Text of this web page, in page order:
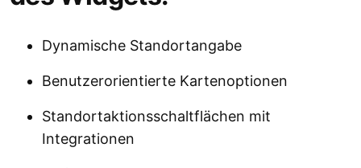
Dynamische Standortangabe
Benutzerorientierte Kartenoptionen
Standortaktionsschaltflächen mit
Integrationen